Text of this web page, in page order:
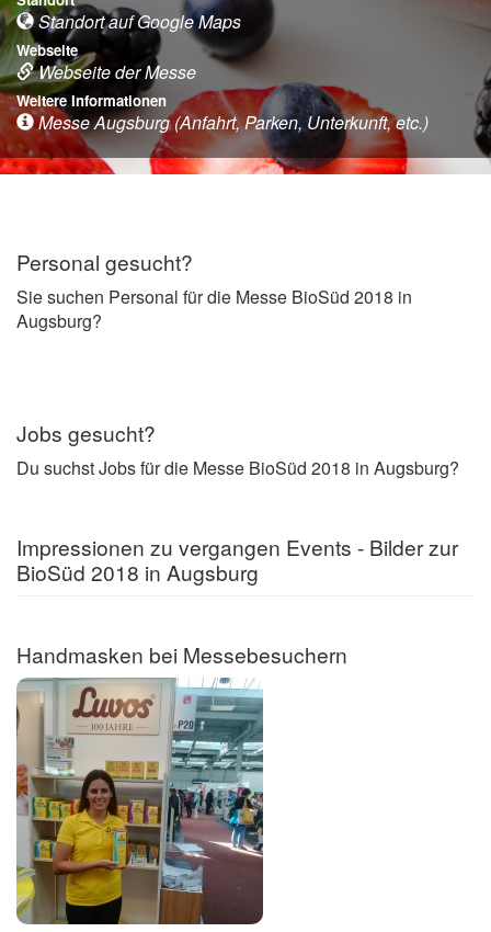
Standort auf Google Maps
Webseite
Webseite der Messe
Weitere Informationen
Messe Augsburg (Anfahrt, Parken, Unterkunft, etc.)
Personal gesucht?
Sie suchen Personal für die Messe BioSüd 2018 in
Augsburg?
Jobs gesucht?
Du suchst Jobs für die Messe BioSüd 2018 in Augsburg?
Impressionen zu vergangen Events - Bilder zur
BioSüd 2018 in Augsburg
Handmasken bei Messebesuchern